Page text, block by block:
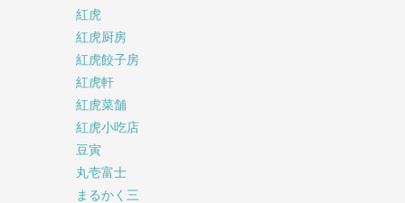
紅虎
紅虎厨房
紅虎餃子房
紅虎軒
紅虎菜舗
紅虎小吃店
豆寅
丸壱富士
まるかく三